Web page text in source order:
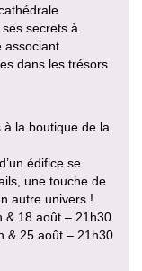
secrets à
associant
dans les trésors
la boutique de la
édifice se
une touche de
autre univers !
& 18 août – 21h30
& 25 août – 21h30